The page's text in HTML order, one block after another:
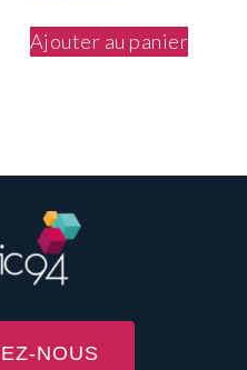
Ajouter au panier
NOUS